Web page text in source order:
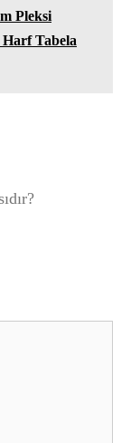
Pleksi
Tabela